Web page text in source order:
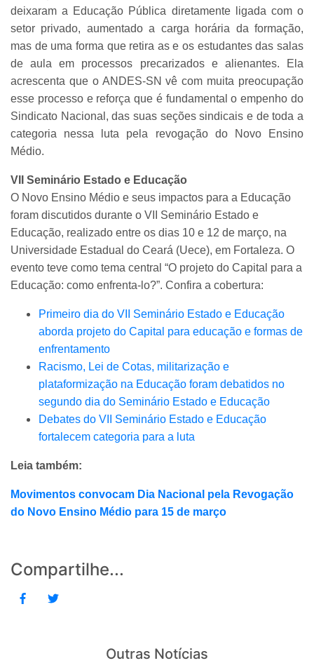
deixaram a Educação Pública diretamente ligada com o
setor privado, aumentado a carga horária da formação,
mas de uma forma que retira as e os estudantes das salas
de aula em processos precarizados e alienantes. Ela
acrescenta que o ANDES-SN vê com muita preocupação
esse processo e reforça que é fundamental o empenho do
Sindicato Nacional, das suas seções sindicais e de toda a
categoria nessa luta pela revogação do Novo Ensino
Médio.
VII Seminário Estado e Educação
O Novo Ensino Médio e seus impactos para a Educação
foram discutidos durante o VII Seminário Estado e
Educação, realizado entre os dias 10 e 12 de março, na
Universidade Estadual do Ceará (Uece), em Fortaleza. O
evento teve como tema central “O projeto do Capital para a
Educação: como enfrenta-lo?”. Confira a cobertura:
Primeiro dia do VII Seminário Estado e Educação
aborda projeto do Capital para educação e formas de
enfrentamento
Racismo, Lei de Cotas, militarização e
plataformização na Educação foram debatidos no
segundo dia do Seminário Estado e Educação
Debates do VII Seminário Estado e Educação
fortalecem categoria para a luta
Leia também:
Movimentos convocam Dia Nacional pela Revogação
do Novo Ensino Médio para 15 de março
Compartilhe...
Outras Notícias